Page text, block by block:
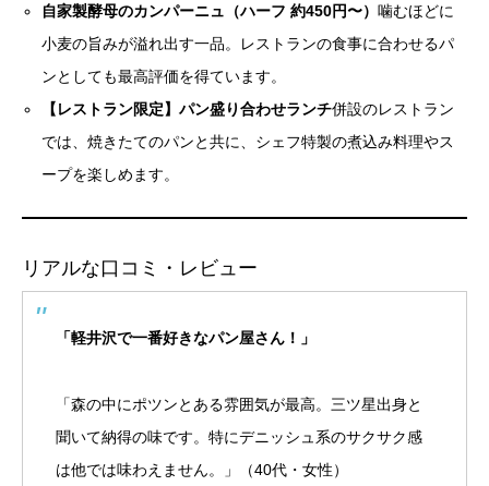
自家製酵母のカンパーニュ（ハーフ 約450円〜）噛むほどに
小麦の旨みが溢れ出す一品。レストランの食事に合わせるパ
ンとしても最高評価を得ています。
【レストラン限定】パン盛り合わせランチ併設のレストラン
では、焼きたてのパンと共に、シェフ特製の煮込み料理やス
ープを楽しめます。
リアルな口コミ・レビュー
「軽井沢で一番好きなパン屋さん！」
「森の中にポツンとある雰囲気が最高。三ツ星出身と
聞いて納得の味です。特にデニッシュ系のサクサク感
は他では味わえません。」（40代・女性）